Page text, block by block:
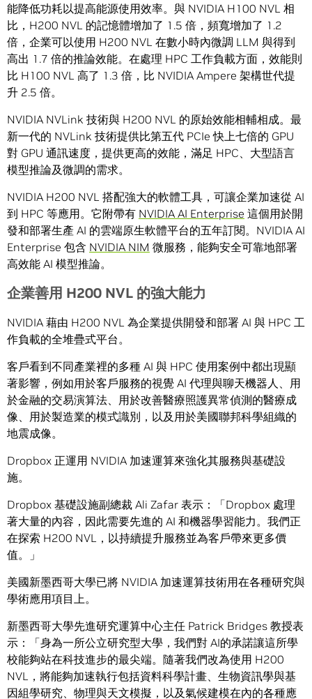
能降低功耗以提高能源使用效率。與 NVIDIA H100 NVL 相
比，H200 NVL 的記憶體增加了 1.5 倍，頻寬增加了 1.2
倍，企業可以使用 H200 NVL 在數小時內微調 LLM 與得到
高出 1.7 倍的推論效能。在處理 HPC 工作負載方面，效能則
比 H100 NVL 高了 1.3 倍，比 NVIDIA Ampere 架構世代提
升 2.5 倍。
NVIDIA NVLink 技術與 H200 NVL 的原始效能相輔相成。最
新一代的 NVLink 技術提供比第五代 PCIe 快上七倍的 GPU
對 GPU 通訊速度，提供更高的效能，滿足 HPC、大型語言
模型推論及微調的需求。
NVIDIA H200 NVL 搭配強大的軟體工具，可讓企業加速從 AI
到 HPC 等應用。它附帶有 NVIDIA AI Enterprise 這個用於開
發和部署生產 AI 的雲端原生軟體平台的五年訂閱。NVIDIA AI
Enterprise 包含 NVIDIA NIM 微服務，能夠安全可靠地部署
高效能 AI 模型推論。
企業善用 H200 NVL 的強大能力
NVIDIA 藉由 H200 NVL 為企業提供開發和部署 AI 與 HPC 工
作負載的全堆疊式平台。
客戶看到不同產業裡的多種 AI 與 HPC 使用案例中都出現顯
著影響，例如用於客戶服務的視覺 AI 代理與聊天機器人、用
於金融的交易演算法、用於改善醫療照護異常偵測的醫療成
像、用於製造業的模式識別，以及用於美國聯邦科學組織的
地震成像。
Dropbox 正運用 NVIDIA 加速運算來強化其服務與基礎設
施。
Dropbox 基礎設施副總裁 Ali Zafar 表示：「Dropbox 處理
著大量的內容，因此需要先進的 AI 和機器學習能力。我們正
在探索 H200 NVL，以持續提升服務並為客戶帶來更多價
值。」
美國新墨西哥大學已將 NVIDIA 加速運算技術用在各種研究與
學術應用項目上。
新墨西哥大學先進研究運算中心主任 Patrick Bridges 教授表
示：「身為一所公立研究型大學，我們對 AI的承諾讓這所學
校能夠站在科技進步的最尖端。隨著我們改為使用 H200
NVL，將能夠加速執行包括資料科學計畫、生物資訊學與基
因組學研究、物理與天文模擬，以及氣候建模在內的各種應